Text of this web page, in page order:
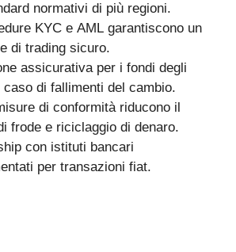
normativi di più regioni.
KYC e AML garantiscono un
di trading sicuro.
assicurativa per i fondi degli
caso di fallimenti del cambio.
di conformità riducono il
frode e riciclaggio di denaro.
con istituti bancari
per transazioni fiat.